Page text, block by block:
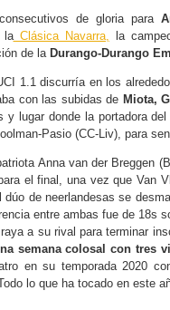
de gloria para
Clásica Navarra, la
de la Durango-Durango
1.1 discurría en los
con las subidas de Miota,
y lugar donde la portadora
Pasio (CC-Liv), para
Anna van der Breggen
el final, una vez que Van
de neerlandesas se
entre ambas fue de 18s
a su rival para terminar
semana colosal con tres
en su temporada 2020
lo que ha tocado en este